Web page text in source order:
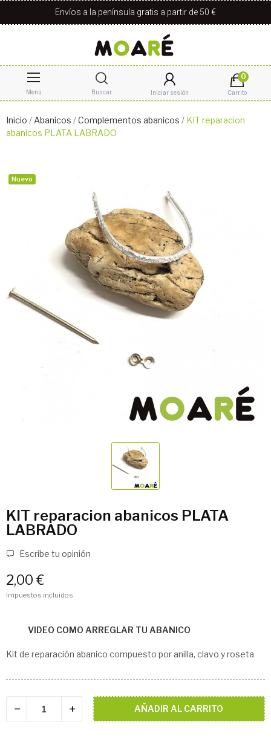
Envíos a la península gratis a partir de 50 €
Menú Buscar Iniciar sesión
0
Carrito
Inicio Abanicos Complementos abanicos
KIT reparacion
abanicos PLATA LABRADO
Nuevo
KIT reparacion abanicos PLATA
LABRADO
Escribe tu opinión
2,00 €
Impuestos incluidos
VIDEO COMO ARREGLAR TU ABANICO
Kit de reparación abanico compuesto por anilla, clavo y roseta
AÑADIR AL CARRITO